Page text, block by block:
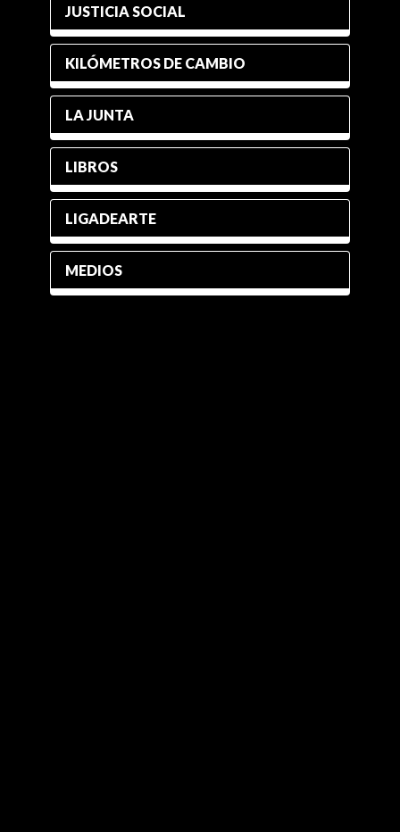
JUSTICIA SOCIAL
KILÓMETROS DE CAMBIO
LA JUNTA
LIBROS
LIGADEARTE
MEDIOS